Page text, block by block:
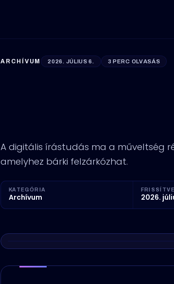
ARCHÍVUM 2026. JÚLIUS 6. 3 PERC OLVASÁS
A digitális írástudás ma a műveltség
amelyhez bárki felzárkózhat.
KATEGÓRIA
Archívum
FRISSÍTVE
2026.